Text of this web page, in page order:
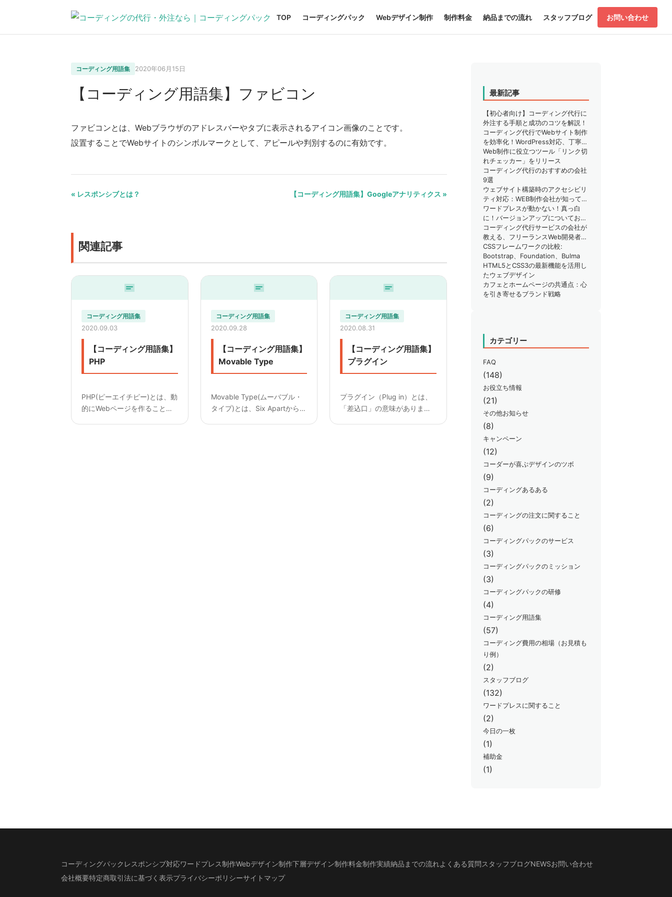
TOP コーディングパック Webデザイン制作 制作料金 納品までの流れ スタッフブログ お問い合わせ
コーディング用語集 2020年06月15日
【コーディング用語集】ファビコン
ファビコンとは、Webブラウザのアドレスバーやタブに表示されるアイコン画像のことです。
設置することでWebサイトのシンボルマークとして、アピールや判別するのに有効です。
« レスポンシブとは？ 【コーディング用語集】Googleアナリティクス »
関連記事
コーディング用語集
2020.09.03
【コーディング用語集】
PHP
PHP(ピーエイチピー)とは、動
的にWebページを作ることが
コーディング用語集
2020.09.28
【コーディング用語集】
Movable Type
Movable Type(ムーバブル・
タイプ)とは、Six Apartから開
コーディング用語集
2020.08.31
【コーディング用語集】
プラグイン
プラグイン（Plug in）とは、
「差込口」の意味があります
最新記事
【初心者向け】コーディング代行に
外注する手順と成功のコツを解説！
コーディング代行でWebサイト制作
を効率化！WordPress対応、丁寧な
サポートで安心
Web制作に役立つツール「リンク切
れチェッカー」をリリース
コーディング代行のおすすめの会社
9選
ウェブサイト構築時のアクセシビリ
ティ対応：WEB制作会社が知ってお
くべきこと
ワードプレスが動かない！真っ白
に！バージョンアップについてお困
りではありませんか？
コーディング代行サービスの会社が
教える、フリーランスWeb開発者が
知るべきSEO対策のポイント
CSSフレームワークの比較:
Bootstrap、Foundation、Bulma
HTML5とCSS3の最新機能を活用し
たウェブデザイン
カフェとホームページの共通点：心
を引き寄せるブランド戦略
カテゴリー
FAQ
(148)
お役立ち情報
(21)
その他お知らせ
(8)
キャンペーン
(12)
コーダーが喜ぶデザインのツボ
(9)
コーディングあるある
(2)
コーディングの注文に関すること
(6)
コーディングパックのサービス
(3)
コーディングパックのミッション
(3)
コーディングパックの研修
(4)
コーディング用語集
(57)
コーディング費用の相場（お見積も
り例）
(2)
スタッフブログ
(132)
ワードプレスに関すること
(2)
今日の一枚
(1)
補助金
(1)
コーディングパック レスポンシブ対応ワードプレス制作Webデザイン制作下層デザイン制作料金制作実績納品までの流れよくある質問スタッフブログNEWSお問い合わせ
会社概要特定商取引法に基づく表示プライバシーポリシーサイトマップ